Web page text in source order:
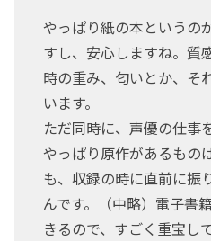
やっぱり紙の本というの
すし、安心しますね。質
時の重み、匂いとか、そ
います。
ただ同時に、声優の仕事
やっぱり原作があるもの
も、収録の時に直前に振
んです。（中略）電子書
きるので、すごく重宝し